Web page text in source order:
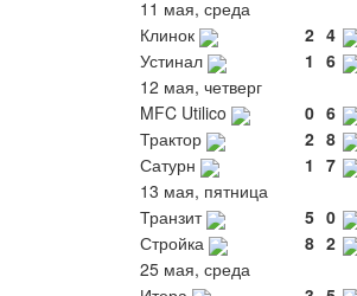
11 мая, среда
Клинок
2 4
Устинал
1 6
12 мая, четверг
MFC Utilico
0 6
Трактор
2 8
Сатурн
1 7
13 мая, пятница
Транзит
5 0
Стройка
8 2
25 мая, среда